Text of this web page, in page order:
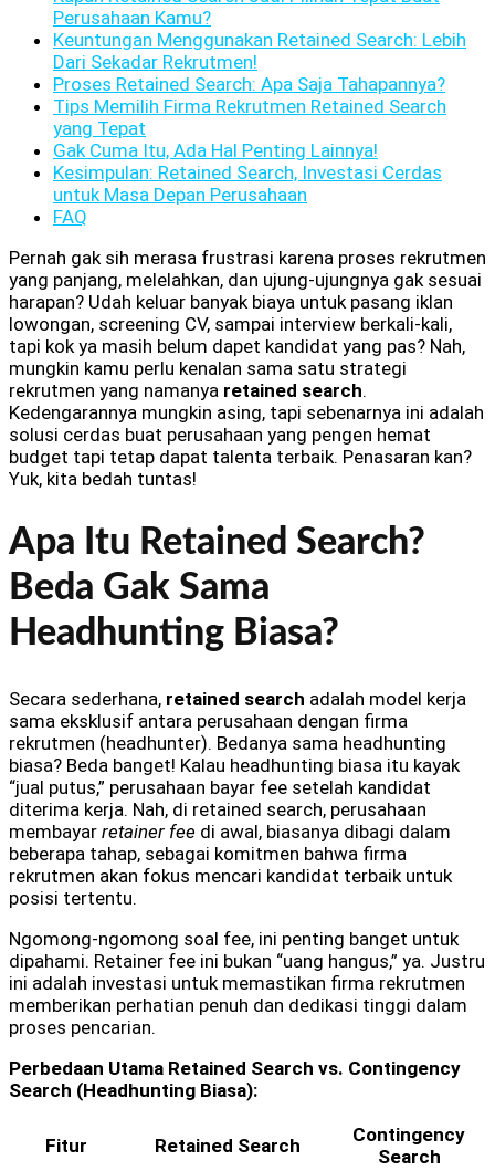
Perusahaan Kamu?
Keuntungan Menggunakan Retained Search: Lebih
Dari Sekadar Rekrutmen!
Proses Retained Search: Apa Saja Tahapannya?
Tips Memilih Firma Rekrutmen Retained Search
yang Tepat
Gak Cuma Itu, Ada Hal Penting Lainnya!
Kesimpulan: Retained Search, Investasi Cerdas
untuk Masa Depan Perusahaan
FAQ
Pernah gak sih merasa frustrasi karena proses rekrutmen
yang panjang, melelahkan, dan ujung-ujungnya gak sesuai
harapan? Udah keluar banyak biaya untuk pasang iklan
lowongan, screening CV, sampai interview berkali-kali,
tapi kok ya masih belum dapet kandidat yang pas? Nah,
mungkin kamu perlu kenalan sama satu strategi
rekrutmen yang namanya retained search.
Kedengarannya mungkin asing, tapi sebenarnya ini adalah
solusi cerdas buat perusahaan yang pengen hemat
budget tapi tetap dapat talenta terbaik. Penasaran kan?
Yuk, kita bedah tuntas!
Apa Itu Retained Search?
Beda Gak Sama
Headhunting Biasa?
Secara sederhana, retained search adalah model kerja
sama eksklusif antara perusahaan dengan firma
rekrutmen (headhunter). Bedanya sama headhunting
biasa? Beda banget! Kalau headhunting biasa itu kayak
“jual putus,” perusahaan bayar fee setelah kandidat
diterima kerja. Nah, di retained search, perusahaan
membayar retainer fee di awal, biasanya dibagi dalam
beberapa tahap, sebagai komitmen bahwa firma
rekrutmen akan fokus mencari kandidat terbaik untuk
posisi tertentu.
Ngomong-ngomong soal fee, ini penting banget untuk
dipahami. Retainer fee ini bukan “uang hangus,” ya. Justru
ini adalah investasi untuk memastikan firma rekrutmen
memberikan perhatian penuh dan dedikasi tinggi dalam
proses pencarian.
Perbedaan Utama Retained Search vs. Contingency
Search (Headhunting Biasa):
Fitur Retained Search
Contingency
Search